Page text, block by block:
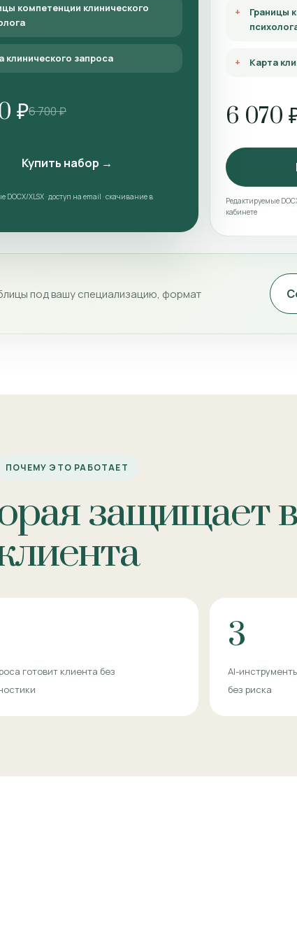
компетенции клинического
клинического запроса
₽6 700 ₽
Купить набор →
DOCX/XLSX · доступ на email · скачивание в
Границы
Карта
6 070
Редактируемые
кабинете
под вашу специализацию, формат
ПОЧЕМУ ЭТО РАБОТАЕТ
защищает
готовит клиента без
3
AI-
без риска